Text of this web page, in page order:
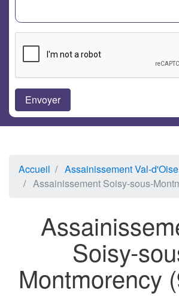
Accueil
Assainissement Val-d'Oise
Assainissement Soisy-sous-
Soisy-
Montmorency